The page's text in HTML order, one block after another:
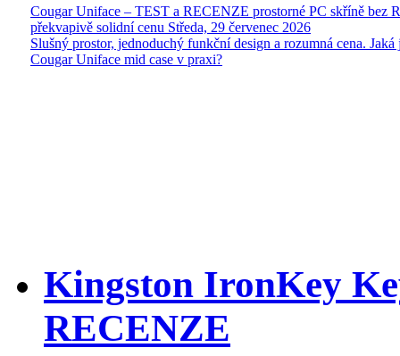
Cougar Uniface – TEST a RECENZE prostorné PC skříně bez
překvapivě solidní cenu Středa, 29 červenec 2026
Slušný prostor, jednoduchý funkční design a rozumná cena. Jaká
Cougar Uniface mid case v praxi?
Kingston IronKey
RECENZE